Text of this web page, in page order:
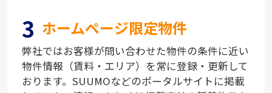
3 ホームページ限定物件
弊社ではお客様が問い合わせた物件の条件に近い
物件情報（賃料・エリア）を常に登録・更新して
おります。SUUMOなどのポータルサイトに掲載